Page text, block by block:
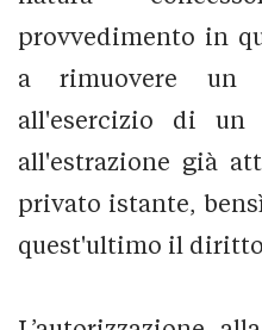
provvedimento in
a rimuovere un
all'esercizio di
all'estrazione già
privato istante,
quest'ultimo il